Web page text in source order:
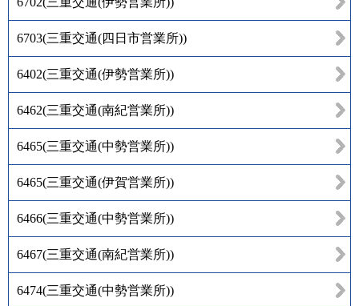
6703(三重交通(四日市営業所))
6402(三重交通(伊勢営業所))
6462(三重交通(南紀営業所))
6465(三重交通(中勢営業所))
6465(三重交通(伊賀営業所))
6466(三重交通(中勢営業所))
6467(三重交通(南紀営業所))
6474(三重交通(中勢営業所))